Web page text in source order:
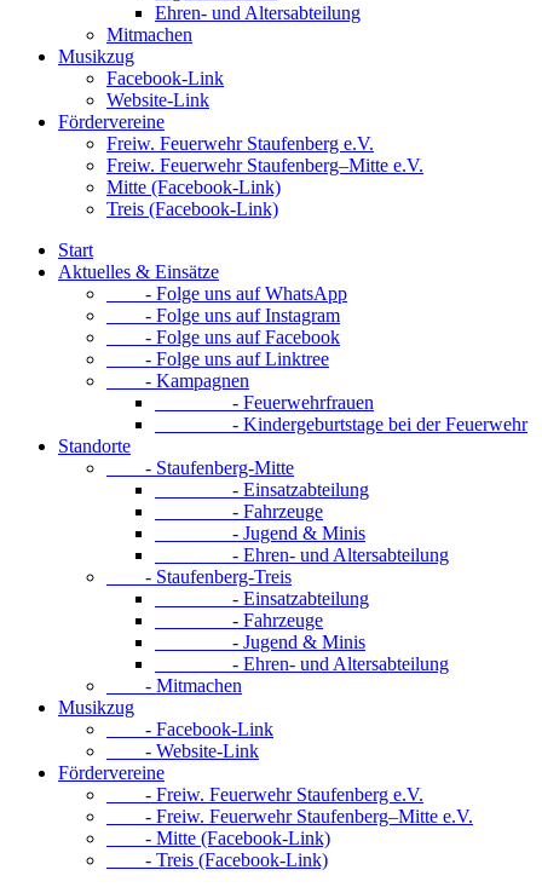
Ehren- und Altersabteilung
Mitmachen
Musikzug
Facebook-Link
Website-Link
Fördervereine
Freiw. Feuerwehr Staufenberg e.V.
Freiw. Feuerwehr Staufenberg–Mitte e.V.
Mitte (Facebook-Link)
Treis (Facebook-Link)
Start
Aktuelles & Einsätze
- Folge uns auf WhatsApp
- Folge uns auf Instagram
- Folge uns auf Facebook
- Folge uns auf Linktree
- Kampagnen
- Feuerwehrfrauen
- Kindergeburtstage bei der Feuerwehr
Standorte
- Staufenberg-Mitte
- Einsatzabteilung
- Fahrzeuge
- Jugend & Minis
- Ehren- und Altersabteilung
- Staufenberg-Treis
- Einsatzabteilung
- Fahrzeuge
- Jugend & Minis
- Ehren- und Altersabteilung
- Mitmachen
Musikzug
- Facebook-Link
- Website-Link
Fördervereine
- Freiw. Feuerwehr Staufenberg e.V.
- Freiw. Feuerwehr Staufenberg–Mitte e.V.
- Mitte (Facebook-Link)
- Treis (Facebook-Link)